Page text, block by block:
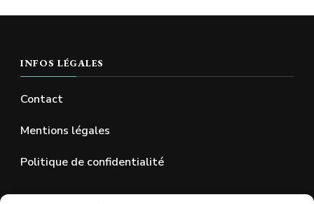
INFOS LÉGALES
Contact
Mentions légales
Politique de confidentialité